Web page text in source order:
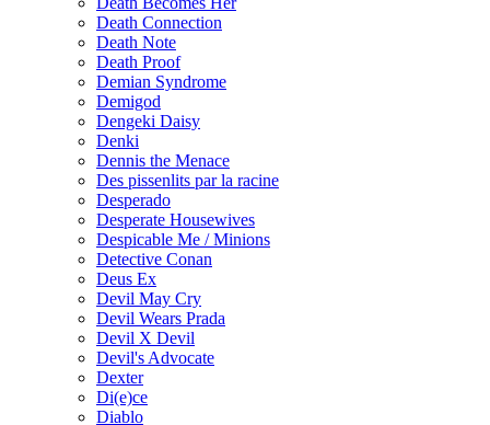
Death Connection
Death Note
Death Proof
Demian Syndrome
Demigod
Dengeki Daisy
Denki
Dennis the Menace
Des pissenlits par la racine
Desperado
Desperate Housewives
Despicable Me / Minions
Detective Conan
Deus Ex
Devil May Cry
Devil Wears Prada
Devil X Devil
Devil's Advocate
Dexter
Di(e)ce
Diablo